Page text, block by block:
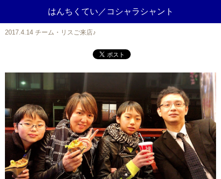
はんちくてい／コシャラシャント
2017.4.14 チーム・リスご来店♪